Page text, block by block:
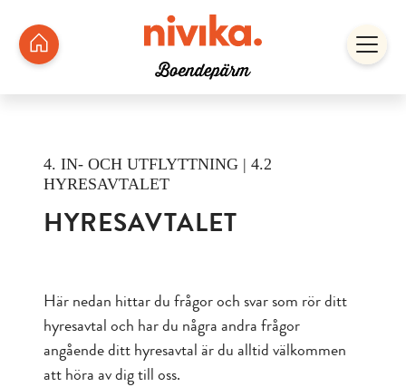
4. IN- OCH UTFLYTTNING | 4.2
HYRESAVTALET
HYRESAVTALET
Här nedan hittar du frågor och svar som rör ditt
hyresavtal och har du några andra frågor
angående ditt hyresavtal är du alltid välkommen
att höra av dig till oss.